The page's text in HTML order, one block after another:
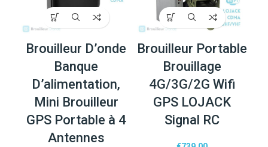
Brouilleur D’onde
Banque
D’alimentation,
Mini Brouilleur
GPS Portable à 4
Antennes
Brouilleur Portable
Brouillage
4G/3G/2G Wifi
GPS LOJACK
Signal RC